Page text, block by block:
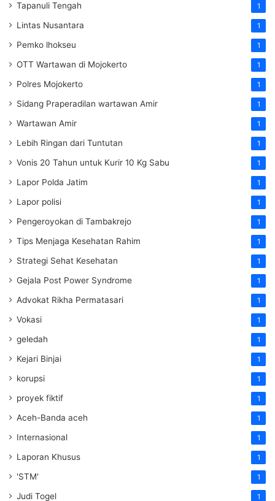
Tapanuli Tengah 1
Lintas Nusantara 1
Pemko lhokseu 1
OTT Wartawan di Mojokerto 1
Polres Mojokerto 1
Sidang Praperadilan wartawan Amir 1
Wartawan Amir 1
Lebih Ringan dari Tuntutan 1
Vonis 20 Tahun untuk Kurir 10 Kg Sabu 1
Lapor Polda Jatim 1
Lapor polisi 1
Pengeroyokan di Tambakrejo 1
Tips Menjaga Kesehatan Rahim 1
Strategi Sehat Kesehatan 1
Gejala Post Power Syndrome 1
Advokat Rikha Permatasari 1
Vokasi 1
geledah 1
Kejari Binjai 1
korupsi 1
proyek fiktif 1
Aceh-Banda aceh 1
Internasional 1
Laporan Khusus 1
'STM' 1
Judi Togel 1